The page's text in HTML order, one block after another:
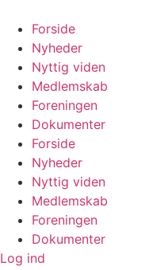
indhold
Forside
Nyheder
Nyttig viden
Medlemskab
Foreningen
Dokumenter
Forside
Nyheder
Nyttig viden
Medlemskab
Foreningen
Dokumenter
Log ind